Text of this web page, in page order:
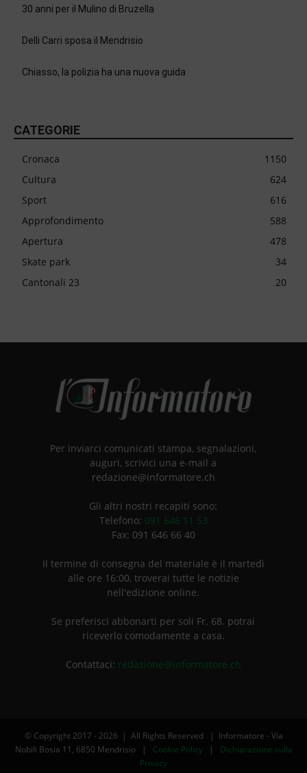
30 anni per il Mulino di Bruzella
Delli Carri sposa il Mendrisio
Chiasso, la polizia ha una nuova guida
CATEGORIE
Cronaca
1150
Cultura
624
Sport
616
Approfondimento
588
Apertura
478
Skate park
34
Cantonali 23
20
Per inviarci comunicati stampa, segnalazioni,
auguri, scrivici una e-mail a
redazione@informatore.ch
Gli altri nostri recapiti sono:
Telefono: 091 646 11 53
Fax: 091 646 66 40
Il termine di consegna del materiale è il martedì
alle ore 16:00, troverai tutte le notizie
nell'edizione online.
Se preferisci abbonarti per soli Fr. 68. potrai
riceverlo comodamente a casa.
Contattaci: redazione@informatore.ch
© Copyright 2017 - 2026 | All Rights Reserved | Informatore - Via
Nobili Bosia 11, 6850 Mendrisio | Cookie Policy| Dichiarazione sulla
Privacy